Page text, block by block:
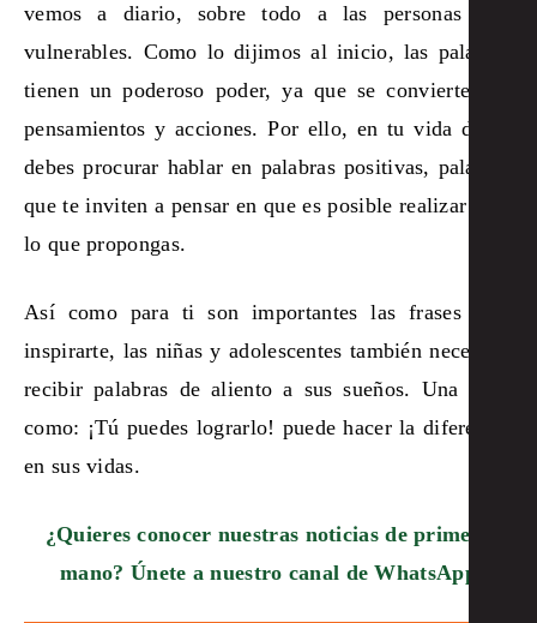
vemos a diario, sobre todo a las personas más
vulnerables. Como lo dijimos al inicio, las palabras
tienen un poderoso poder, ya que se convierten en
pensamientos y acciones. Por ello, en tu vida diaria
debes procurar hablar en palabras positivas, palabras
que te inviten a pensar en que es posible realizar todo
lo que propongas.
Así como para ti son importantes las frases para
inspirarte, las niñas y adolescentes también necesitan
recibir palabras de aliento a sus sueños. Una frase
como: ¡Tú puedes lograrlo! puede hacer la diferencia
en sus vidas.
¿Quieres conocer nuestras noticias de primera
mano? Únete a nuestro canal de WhatsApp